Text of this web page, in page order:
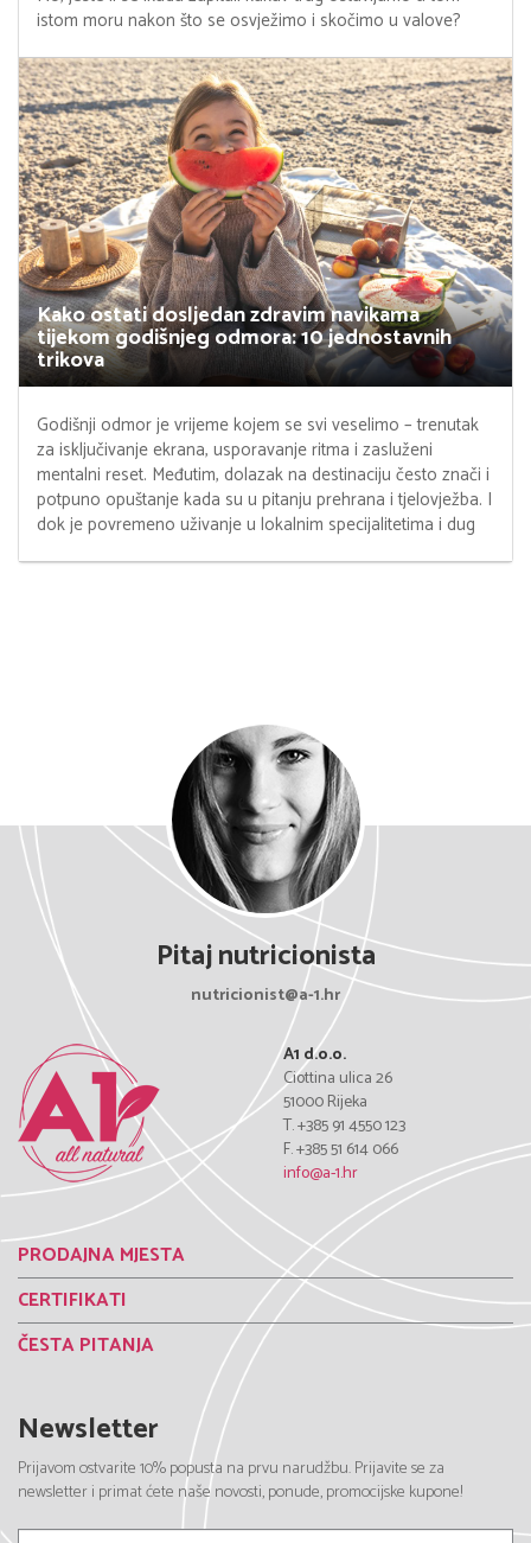
istom moru nakon što se osvježimo i skočimo u valove?
Kako ostati dosljedan zdravim navikama
tijekom godišnjeg odmora: 10 jednostavnih
trikova
Godišnji odmor je vrijeme kojem se svi veselimo – trenutak
za isključivanje ekrana, usporavanje ritma i zasluženi
mentalni reset. Međutim, dolazak na destinaciju često znači i
potpuno opuštanje kada su u pitanju prehrana i tjelovježba. I
dok je povremeno uživanje u lokalnim specijalitetima i dug
Pitaj nutricionista
nutricionist@a-1.hr
A1 d.o.o.
Ciottina ulica 26
51000 Rijeka
T. +385 91 4550 123
F. +385 51 614 066
info@a-1.hr
PRODAJNA MJESTA
CERTIFIKATI
ČESTA PITANJA
Newsletter
Prijavom ostvarite 10% popusta na prvu narudžbu. Prijavite se za
newsletter i primat ćete naše novosti, ponude, promocijske kupone!